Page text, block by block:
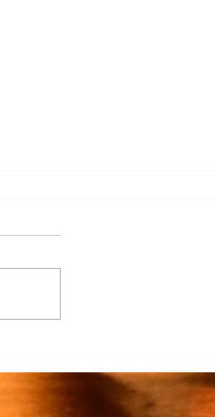
Desarrollo del TECNM Virtual